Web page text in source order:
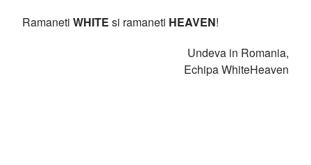
Ramaneti WHITE si ramaneti HEAVEN!
Undeva in Romania,
Echipa WhiteHeaven